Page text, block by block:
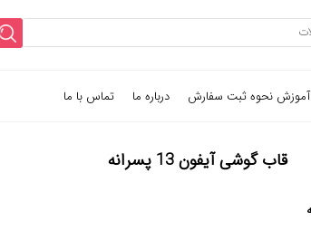
آموزش نحوه ثبت سفارش درباره ما تماس با ما
قاب گوشی آیفون 13 پسرانه